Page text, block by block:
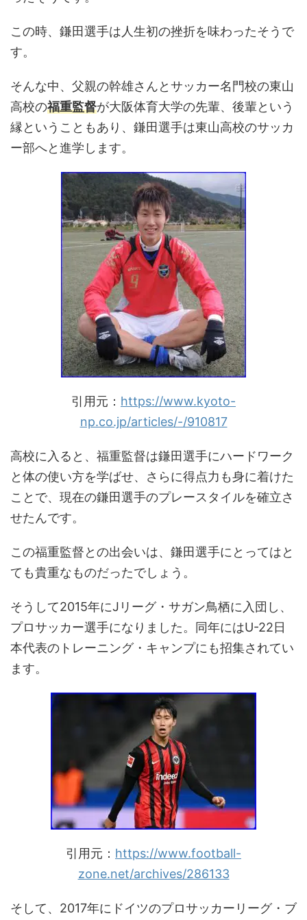
この時、鎌田選手は人生初の挫折を味わったそうで
す。
そんな中、父親の幹雄さんとサッカー名門校の東山
高校の福重監督が大阪体育大学の先輩、後輩という
縁ということもあり、鎌田選手は東山高校のサッカ
ー部へと進学します。
引用元： https://www.kyoto-
np.co.jp/articles/-/910817
高校に入ると、福重監督は鎌田選手にハードワーク
と体の使い方を学ばせ、さらに得点力も身に着けた
ことで、現在の鎌田選手のプレースタイルを確立さ
せたんです。
この福重監督との出会いは、鎌田選手にとってはと
ても貴重なものだったでしょう。
そうして2015年にJリーグ・サガン鳥栖に入団し、
プロサッカー選手になりました。同年にはU-22日
本代表のトレーニング・キャンプにも招集されてい
ます。
引用元： https://www.football-
zone.net/archives/286133
そして、2017年にドイツのプロサッカーリーグ・ブ